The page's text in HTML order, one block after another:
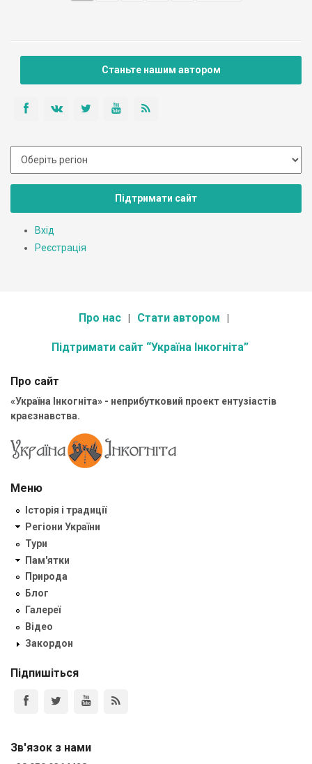
Станьте нашим автором
Підтримати сайт
Вхід
Реєстрація
Про нас Стати автором
Підтримати сайт “Україна Інкогніта”
Про сайт
«Україна Інкогніта» - неприбутковий проект ентузіастів
краєзнавства.
Меню
Історія і традиції
Регіони України
Тури
Пам'ятки
Природа
Блог
Галереї
Відео
Закордон
Підпишіться
Зв'язок з нами